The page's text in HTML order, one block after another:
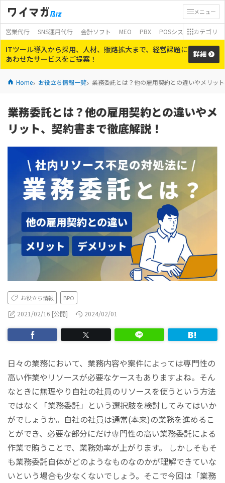
メニュー
営業代行 SNS運用代行 会計ソフト MEO PBX POSシステム モバイ
カテゴリ
ITツール導入から採用、人材、販路拡大まで、経営課題に
あわせたサービスをご提案！
詳細
Home お役立ち情報一覧 業務委託とは？他の雇用契約との違いやメリッ
業務委託とは？他の雇用契約との違いやメ
リット、契約書まで徹底解説！
お役立ち情報 BPO
2021/02/16 [公開] 2024/02/01
日々の業務において、業務内容や案件によっては専門性の
高い作業やリソースが必要なケースもありますよね。そん
なときに無理やり自社の社員のリソースを使うという方法
ではなく「業務委託」という選択肢を検討してみてはいか
がでしょうか。自社の社員は通常(本来)の業務を進めるこ
とができ、必要な部分にだけ専門性の高い業務委託による
作業で賄うことで、業務効率が上がります。 しかしそもそ
も業務委託自体がどのようなものなのかが理解できていな
いという場合も少なくないでしょう。そこで今回は「業務